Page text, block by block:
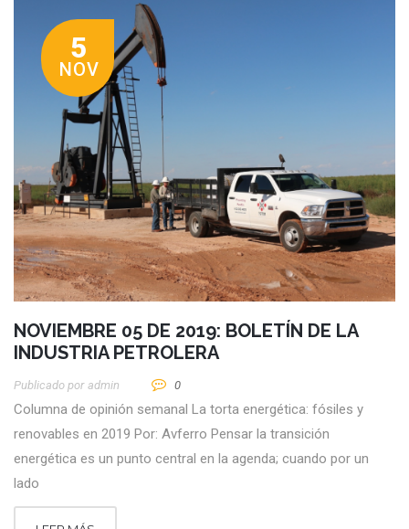
5
NOV
NOVIEMBRE 05 DE 2019: BOLETÍN DE LA
INDUSTRIA PETROLERA
Publicado por Admin 0
Columna de opinión semanal La torta energética: fósiles y
renovables en 2019 Por: Avferro Pensar la transición
energética es un punto central en la agenda; cuando por un
lado